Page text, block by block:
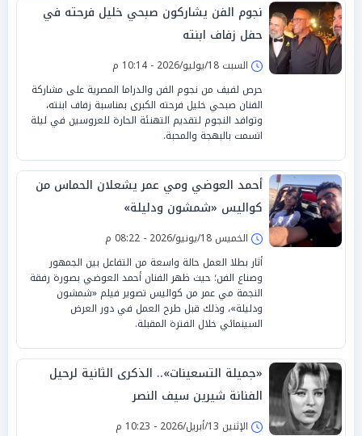
نجوم الفن يشاركون صبحي خليل فرحته في
حفل زفاف ابنته
السبت 18/يوليو/2026 - 10:14 م
حرص لفيف من نجوم الفن والدراما المصرية على مشاركة
الفنان صبحي خليل فرحته الكبرى بمناسبة زفاف ابنته،
وتوافد النجوم لتقديم التهنئة الحارة للعروسين في ليلة
اتسمت بالبهجة والمحبة.
أحمد العوضي ومي عمر يشعلان الحماس من
كواليس «شمشون ودليلة»
الخميس 18/يونيو/2026 - 08:22 م
أثار بطلا العمل حالة واسعة من التفاعل بين الجمهور
وصناع الفن؛ حيث ظهر الفنان أحمد العوضي بصورة رفقة
النجمة مي عمر من كواليس تصوير فيلم «شمشون
ودليلة»، وذلك قبل طرح العمل في دور العرض
السينمائي خلال الفترة المقبلة.
«جميلة التسعينات».. الذكرى الثانية لرحيل
الفنانة شيرين سيف النصر
الإثنين 13/أبريل/2026 - 10:23 م